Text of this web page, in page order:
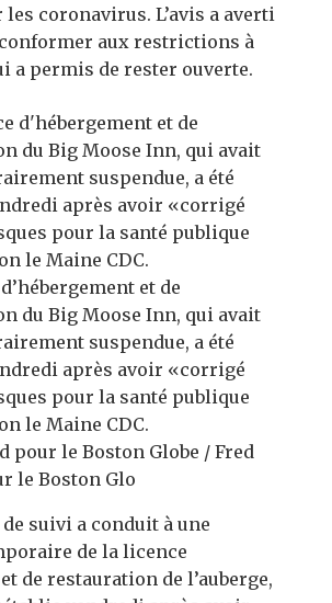
coronavirus. L’avis a averti
conformer aux restrictions à
a permis de rester ouverte.
et de
du Big Moose Inn, qui avait
suspendue, a été
après avoir «corrigé
pour la santé publique
le Maine CDC.
pour le Boston Globe / Fred
le Boston Glo
suivi a conduit à une
de la licence
de restauration de l’auberge,